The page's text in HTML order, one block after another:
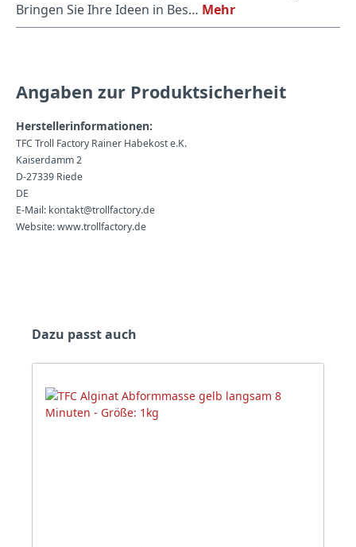
Bringen Sie Ihre Ideen in Bes… Mehr
Angaben zur Produktsicherheit
Herstellerinformationen:
TFC Troll Factory Rainer Habekost e.K.
Kaiserdamm 2
D-27339 Riede
DE
E-Mail: kontakt@trollfactory.de
Website: www.trollfactory.de
Produktgalerie überspringen
Dazu passt auch